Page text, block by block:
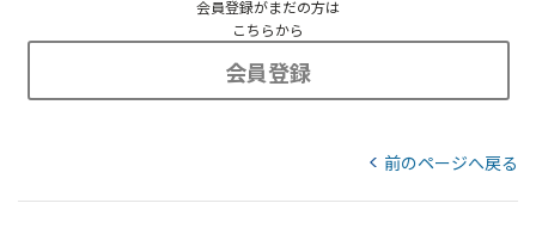
会員登録がまだの方は
こちらから
会員登録
前のページへ戻る